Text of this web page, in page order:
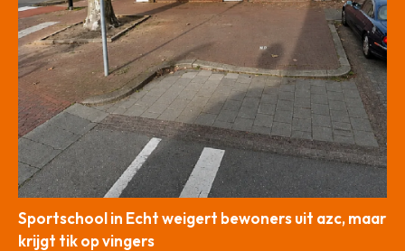
Sportschool in Echt weigert bewoners uit azc, maar
krijgt tik op vingers